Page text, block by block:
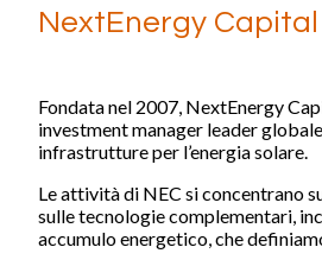
Divisioni Operative
Starlight
NextEnergy Capital
WiseEnergy
NextSTEP
NextEnergy Foundation
NextEnergy Capital
Fondata nel 2007, NextEnergy
investment manager leader
infrastrutture per l’energia solare.
Le attività di NEC si concentrano
sulle tecnologie complementari,
accumulo energetico, che